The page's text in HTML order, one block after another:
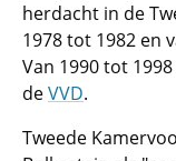
herdacht in de
1978 tot 1982 en
Van 1990 tot
deVVD.
Tweede